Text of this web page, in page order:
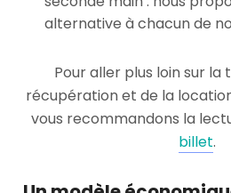
alternative à chacun de
Pour aller plus loin sur
récupération et de la
vous recommandons la
billet.